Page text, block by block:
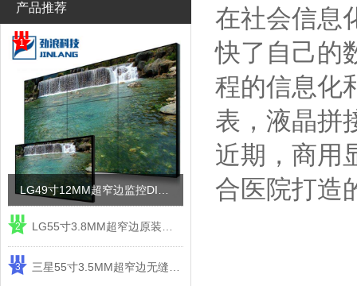
产品推荐
1
2
3
在社会信息
快了自己的
程的信息化
表，液晶拼
近期，商用
合医院打造